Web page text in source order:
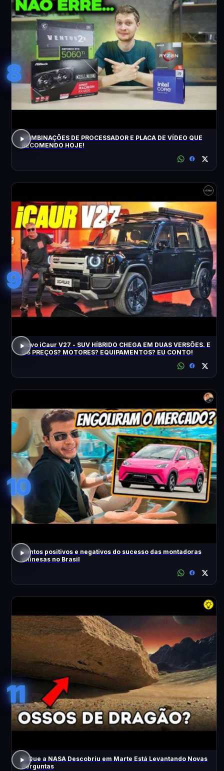
8
COMBINAÇÕES DE PROCESSADOR E PLACA DE VÍDEO QUE
RECOMENDO HOJE!
9
Novo iCaur V27 - SUV HÍBRIDO CHEGA EM DUAS VERSÕES. E
OS PREÇOS? MOTORES? EQUIPAMENTOS? EU CONTO!
10
Pontos positivos e negativos do sucesso das montadoras
chinesas no Brasil
11
O Que a NASA Descobriu em Marte Está Levantando Novas
Perguntas